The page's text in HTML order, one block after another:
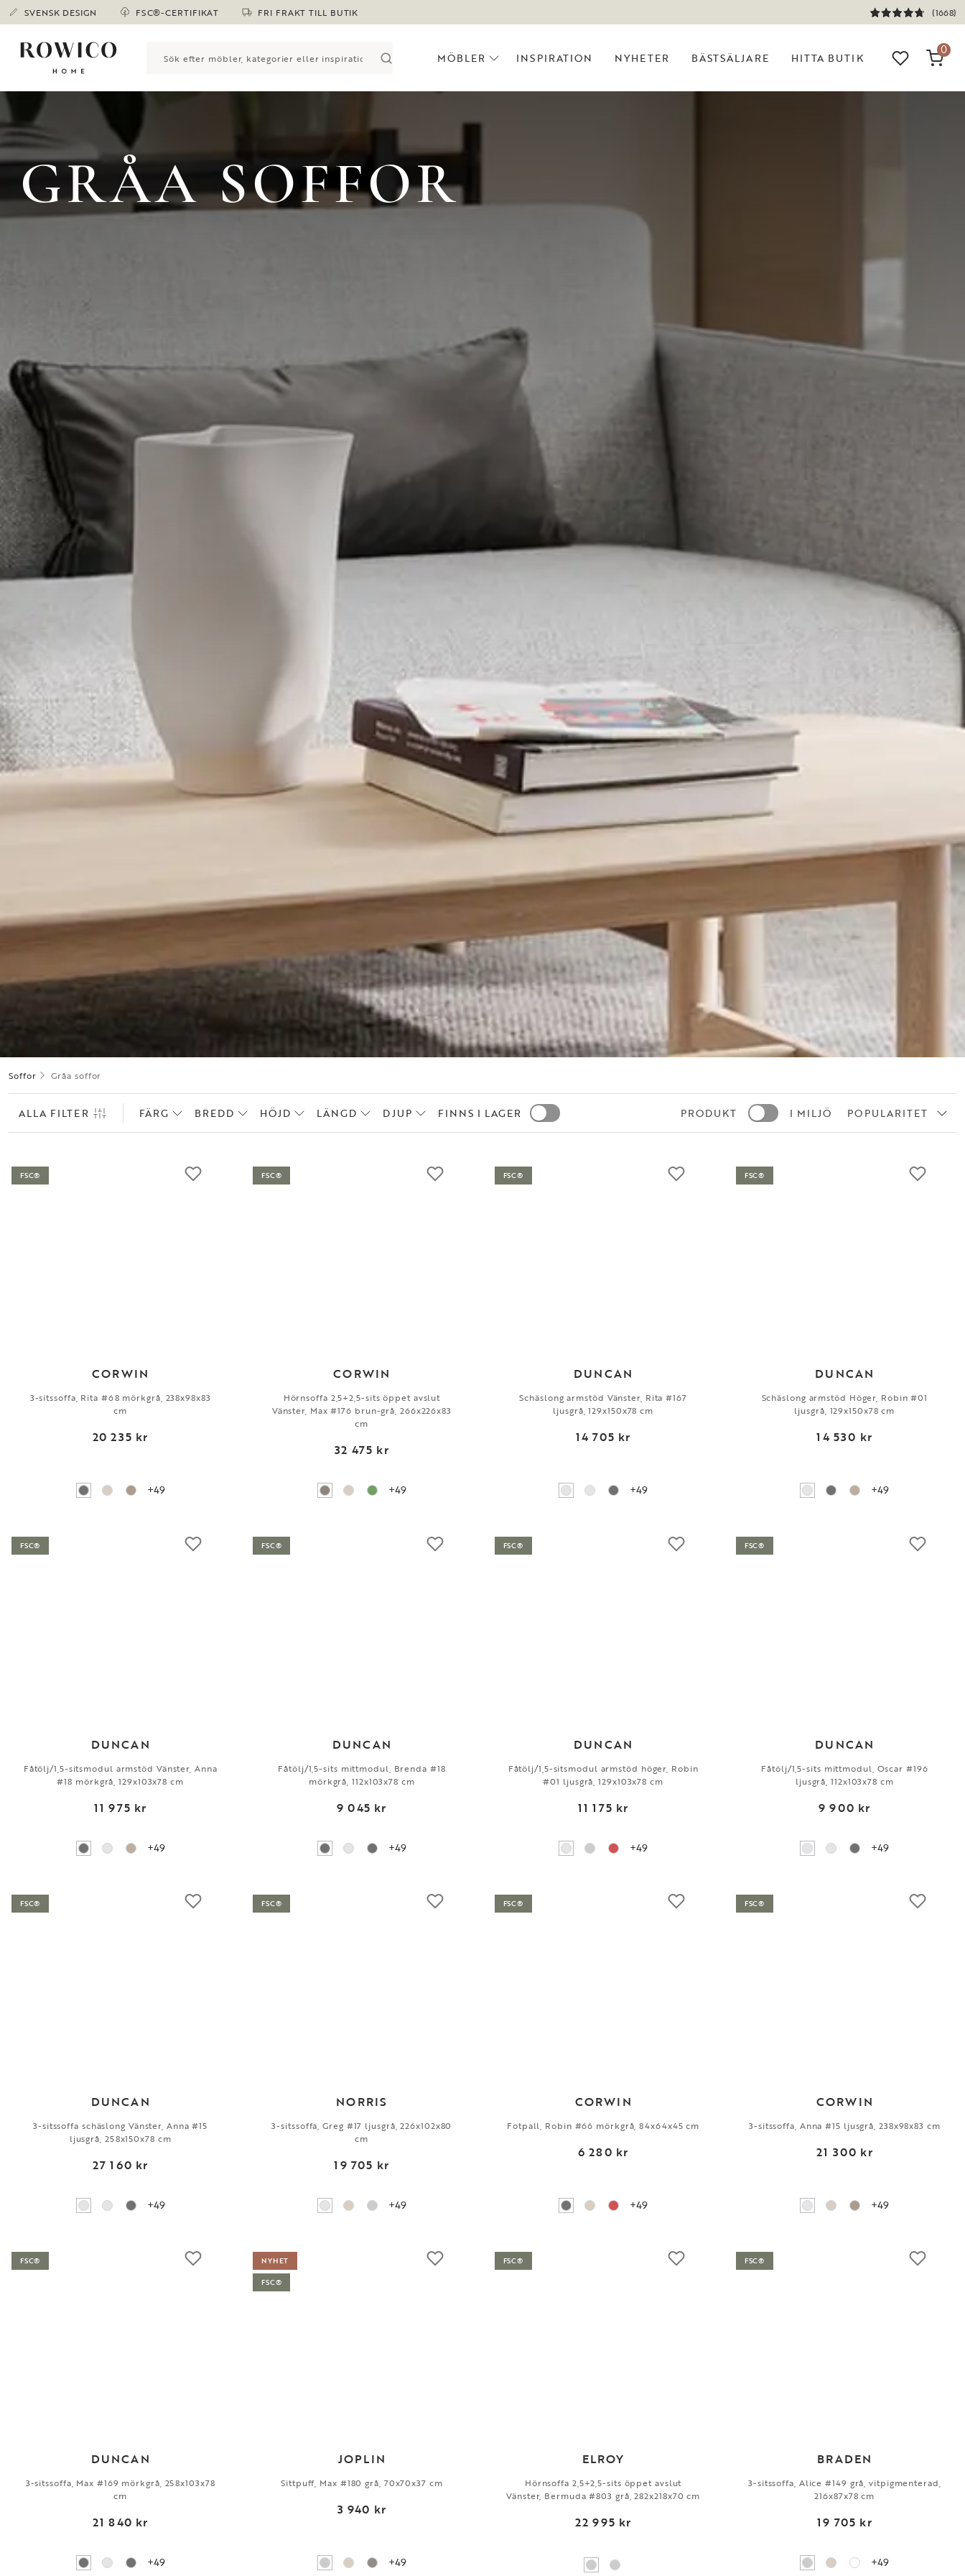
SVENSK DESIGN FSC®-CERTIFIKAT FRI FRAKT TILL BUTIK (1668)
MÖBLER INSPIRATION NYHETER BÄSTSÄLJARE HITTA BUTIK
0
GRÅA SOFFOR
Soffor Gråa soffor
ALLA FILTER FÄRG BREDD HÖJD LÄNGD DJUP FINNS I LAGER PRODUKT I MILJÖ POPULARITET
CORWIN
3-sitssoffa, Rita #68 mörkgrå, 238x98x83
cm
20 235 kr
+49
FSC®
CORWIN
Hörnsoffa 2,5+2,5-sits öppet avslut
Vänster, Max #176 brun-grå, 266x226x83
cm
32 475 kr
+49
FSC®
DUNCAN
Schäslong armstöd Vänster, Rita #167
ljusgrå, 129x150x78 cm
14 705 kr
+49
FSC®
DUNCAN
Schäslong armstöd Höger, Robin #01
ljusgrå, 129x150x78 cm
14 530 kr
+49
FSC®
DUNCAN
Fåtölj/1,5-sitsmodul armstöd Vänster, Anna
#18 mörkgrå, 129x103x78 cm
11 975 kr
+49
FSC®
DUNCAN
Fåtölj/1,5-sits mittmodul, Brenda #18
mörkgrå, 112x103x78 cm
9 045 kr
+49
FSC®
DUNCAN
Fåtölj/1,5-sitsmodul armstöd höger, Robin
#01 ljusgrå, 129x103x78 cm
11 175 kr
+49
FSC®
DUNCAN
Fåtölj/1,5-sits mittmodul, Oscar #196
ljusgrå, 112x103x78 cm
9 900 kr
+49
FSC®
DUNCAN
3-sitssoffa schäslong Vänster, Anna #15
ljusgrå, 258x150x78 cm
27 160 kr
+49
FSC®
NORRIS
3-sitssoffa, Greg #17 ljusgrå, 226x102x80
cm
19 705 kr
+49
FSC®
CORWIN
Fotpall, Robin #66 mörkgrå, 84x64x45 cm
6 280 kr
+49
FSC®
CORWIN
3-sitssoffa, Anna #15 ljusgrå, 238x98x83 cm
21 300 kr
+49
FSC®
DUNCAN
3-sitssoffa, Max #169 mörkgrå, 258x103x78
cm
21 840 kr
+49
FSC®
JOPLIN
Sittpuff, Max #180 grå, 70x70x37 cm
3 940 kr
+49
NYHET
FSC®
ELROY
Hörnsoffa 2,5+2,5-sits öppet avslut
Vänster, Bermuda #803 grå, 282x218x70 cm
22 995 kr
FSC®
BRADEN
3-sitssoffa, Alice #149 grå, vitpigmenterad,
216x87x78 cm
19 705 kr
+49
FSC®